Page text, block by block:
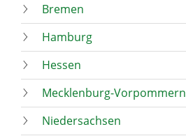
Bremen
Hamburg
Hessen
Mecklenburg-Vorpommern
Niedersachsen